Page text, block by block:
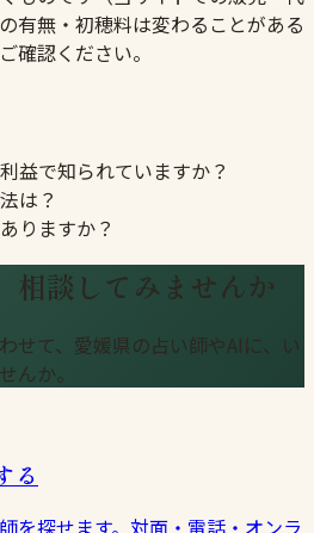
有無・初穂料は変わることがある
確認ください。
益で知られていますか？
は？
りますか？
相談してみませんか
せて、愛媛県の占い師やAIに、い
んか。
る
を探せます。対面・電話・オンラ